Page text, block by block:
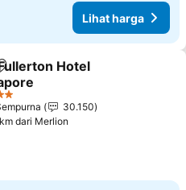
Lihat harga
ke favorit
Hotel
30.150
dari Merlion